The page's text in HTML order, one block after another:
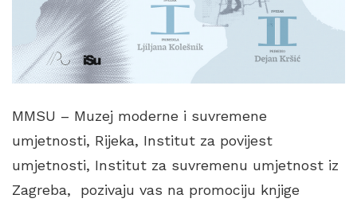
MMSU – Muzej moderne i suvremene
umjetnosti, Rijeka, Institut za povijest
umjetnosti, Institut za suvremenu umjetnost iz
Zagreba, pozivaju vas na promociju knjige